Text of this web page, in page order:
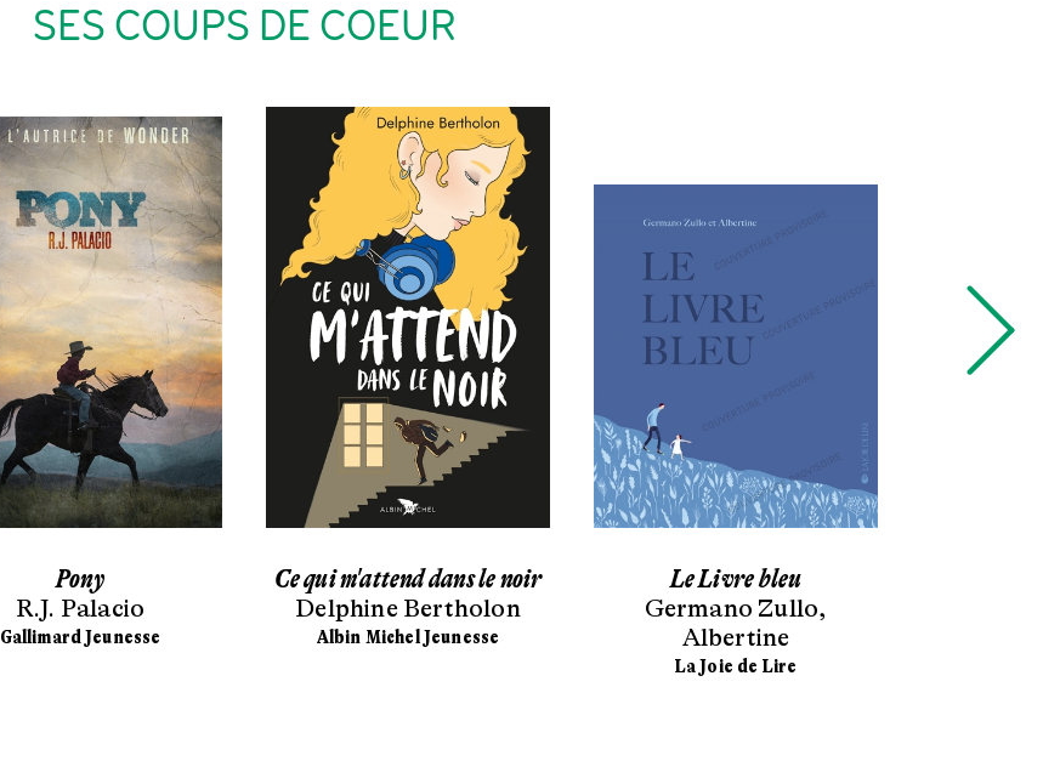
SES COUPS DE COEUR
Pony
R.J. Palacio
Gallimard Jeunesse
Ce qui m'attend dans le noir
Delphine Bertholon
Albin Michel Jeunesse
Le Livre bleu
Germano Zullo,
Albertine
La Joie de Lire